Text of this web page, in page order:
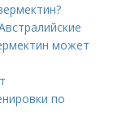
может
по